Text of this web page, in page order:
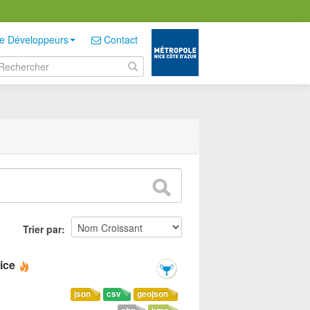
Développeurs Contact
Trier par
geojson
csv
json